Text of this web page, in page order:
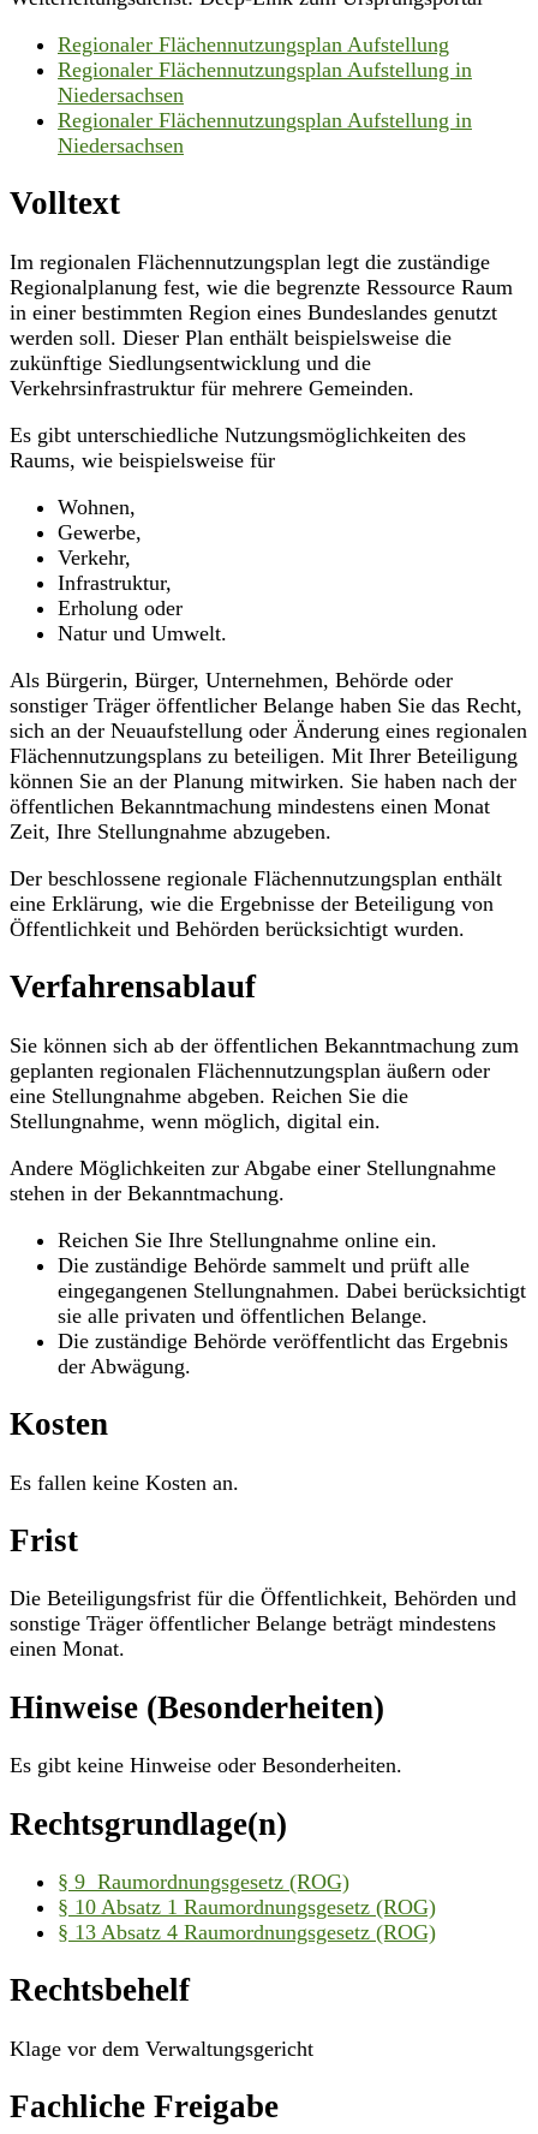
Regionaler Flächennutzungsplan Aufstellung
Regionaler Flächennutzungsplan Aufstellung in
Niedersachsen
Regionaler Flächennutzungsplan Aufstellung in
Niedersachsen
Volltext
Im regionalen Flächennutzungsplan legt die zuständige
Regionalplanung fest, wie die begrenzte Ressource Raum
in einer bestimmten Region eines Bundeslandes genutzt
werden soll. Dieser Plan enthält beispielsweise die
zukünftige Siedlungsentwicklung und die
Verkehrsinfrastruktur für mehrere Gemeinden.
Es gibt unterschiedliche Nutzungsmöglichkeiten des
Raums, wie beispielsweise für
Wohnen,
Gewerbe,
Verkehr,
Infrastruktur,
Erholung oder
Natur und Umwelt.
Als Bürgerin, Bürger, Unternehmen, Behörde oder
sonstiger Träger öffentlicher Belange haben Sie das Recht,
sich an der Neuaufstellung oder Änderung eines regionalen
Flächennutzungsplans zu beteiligen. Mit Ihrer Beteiligung
können Sie an der Planung mitwirken. Sie haben nach der
öffentlichen Bekanntmachung mindestens einen Monat
Zeit, Ihre Stellungnahme abzugeben.
Der beschlossene regionale Flächennutzungsplan enthält
eine Erklärung, wie die Ergebnisse der Beteiligung von
Öffentlichkeit und Behörden berücksichtigt wurden.
Verfahrensablauf
Sie können sich ab der öffentlichen Bekanntmachung zum
geplanten regionalen Flächennutzungsplan äußern oder
eine Stellungnahme abgeben. Reichen Sie die
Stellungnahme, wenn möglich, digital ein.
Andere Möglichkeiten zur Abgabe einer Stellungnahme
stehen in der Bekanntmachung.
Reichen Sie Ihre Stellungnahme online ein.
Die zuständige Behörde sammelt und prüft alle
eingegangenen Stellungnahmen. Dabei berücksichtigt
sie alle privaten und öffentlichen Belange.
Die zuständige Behörde veröffentlicht das Ergebnis
der Abwägung.
Kosten
Es fallen keine Kosten an.
Frist
Die Beteiligungsfrist für die Öffentlichkeit, Behörden und
sonstige Träger öffentlicher Belange beträgt mindestens
einen Monat.
Hinweise (Besonderheiten)
Es gibt keine Hinweise oder Besonderheiten.
Rechtsgrundlage(n)
§ 9 Raumordnungsgesetz (ROG)
§ 10 Absatz 1 Raumordnungsgesetz (ROG)
§ 13 Absatz 4 Raumordnungsgesetz (ROG)
Rechtsbehelf
Klage vor dem Verwaltungsgericht
Fachliche Freigabe